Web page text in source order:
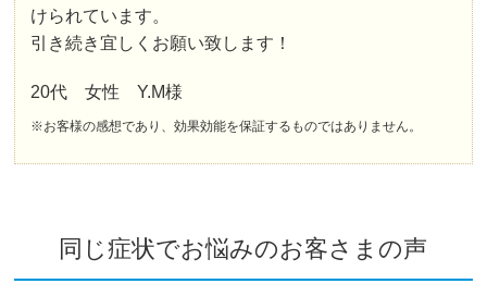
けられています。
引き続き宜しくお願い致します！
20代 女性 Y.M様
※お客様の感想であり、効果効能を保証するものではありません。
同じ症状でお悩みのお客さまの声